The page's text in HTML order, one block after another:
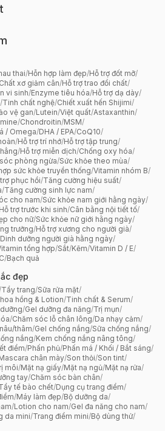
thai/Hỗn hợp làm đẹp/Hỗ trợ đốt mỡ/
Chất xơ giảm cân/Hỗ trợ trao đổi chất/
vi sinh/Enzyme tiêu hóa/Hỗ trợ dạ dày/
/Tinh chất nghệ/Chiết xuất hến Shijimi/
vệ gan/Lutein/Việt quất/Astaxanthin/
/Chondroitin/MSM/
/ Omega/DHA / EPA/CoQ10/
/Hỗ trợ trí nhớ/Hỗ trợ tập trung/
/Hỗ trợ miễn dịch/Chống oxy hóa/
phòng ngừa/Sức khỏe theo mùa/
sức khỏe truyền thống/Vitamin nhóm B/
phục hồi/Tăng cường hiệu suất/
/Tăng cường sinh lực nam/
cho nam/Sức khỏe nam giới hằng ngày/
Hỗ trợ trước khi sinh/Cân bằng nội tiết tố/
cho nữ/Sức khỏe nữ giới hằng ngày/
trưởng/Hỗ trợ xương cho người già/
Dinh dưỡng người già hằng ngày/
tổng hợp/Sắt/Kẽm/Vitamin D / E/
/Bạch quả
đẹp
Tẩy trang/Sữa rửa mặt/
hồng & Lotion/Tinh chất & Serum/
/Gel dưỡng đa năng/Trị mụn/
/Chăm sóc lỗ chân lông/Da nhạy cảm/
thâm/Gel chống nắng/Sữa chống nắng/
nắng/Kem chống nắng nâng tông/
điểm/Phấn phủ/Phấn má / Khối / Bắt sáng/
chân mày/Son thỏi/Son tint/
môi/Mặt nạ giấy/Mặt nạ ngủ/Mặt nạ rửa/
tay/Chăm sóc bàn chân/
tế bào chết/Dụng cụ trang điểm/
/Máy làm đẹp/Bộ dưỡng da/
/Lotion cho nam/Gel đa năng cho nam/
da mini/Trang điểm mini/Bộ dùng thử/